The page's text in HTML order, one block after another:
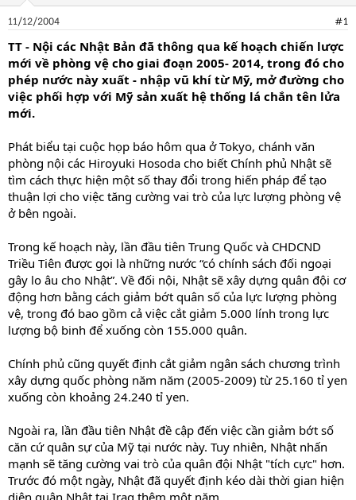
11/12/2004 #1
TT - Nội các Nhật Bản đã thông qua kế hoạch chiến lược
mới về phòng vệ cho giai đoạn 2005- 2014, trong đó cho
phép nước này xuất - nhập vũ khí từ Mỹ, mở đường cho
việc phối hợp với Mỹ sản xuất hệ thống lá chắn tên lửa
mới.
Phát biểu tại cuộc họp báo hôm qua ở Tokyo, chánh văn
phòng nội các Hiroyuki Hosoda cho biết Chính phủ Nhật sẽ
tìm cách thực hiện một số thay đổi trong hiến pháp để tạo
thuận lợi cho việc tăng cường vai trò của lực lượng phòng vệ
ở bên ngoài.
Trong kế hoạch này, lần đầu tiên Trung Quốc và CHDCND
Triều Tiên được gọi là những nước “có chính sách đối ngoại
gây lo âu cho Nhật”. Về đối nội, Nhật sẽ xây dựng quân đội cơ
động hơn bằng cách giảm bớt quân số của lực lượng phòng
vệ, trong đó bao gồm cả việc cắt giảm 5.000 lính trong lực
lượng bộ binh để xuống còn 155.000 quân.
Chính phủ cũng quyết định cắt giảm ngân sách chương trình
xây dựng quốc phòng năm năm (2005-2009) từ 25.160 tỉ yen
xuống còn khoảng 24.240 tỉ yen.
Ngoài ra, lần đầu tiên Nhật đề cập đến việc cần giảm bớt số
căn cứ quân sự của Mỹ tại nước này. Tuy nhiên, Nhật nhấn
mạnh sẽ tăng cường vai trò của quân đội Nhật "tích cực" hơn.
Trước đó một ngày, Nhật đã quyết định kéo dài thời gian hiện
diện quân Nhật tại Iraq thêm một năm.